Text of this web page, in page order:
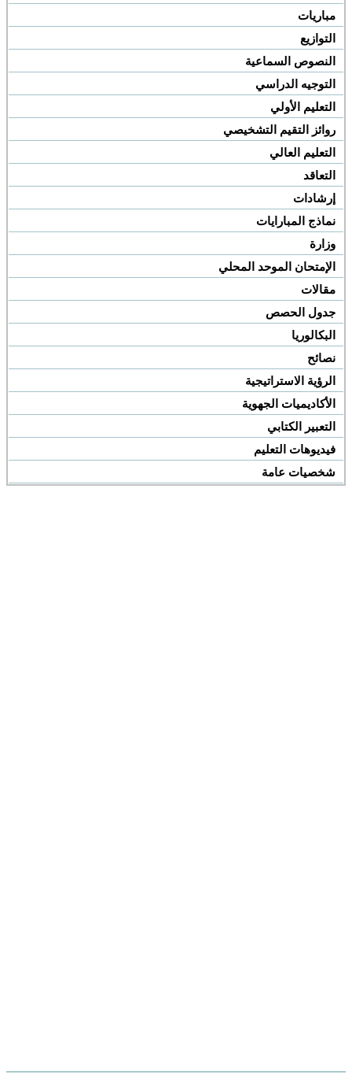
مباريات
التوازيع
النصوص السماعية
التوجيه الدراسي
التعليم الأولي
روائز التقيم التشخيصي
التعليم العالي
التعاقد
إرشادات
نماذج المبارايات
وزارة
الإمتحان الموحد المحلي
مقالات
جدول الحصص
البكالوريا
نصائح
الرؤية الاستراتيجية
الأكاديميات الجهوية
التعبير الكتابي
فيديوهات التعليم
شخصيات عامة